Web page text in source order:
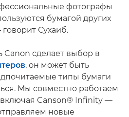
фотографы
бумагой других
Сухаиб.
Canon сделает выбор в
, он может быть
типы бумаги
Мы совместно работаем
Canson® Infinity —
новые